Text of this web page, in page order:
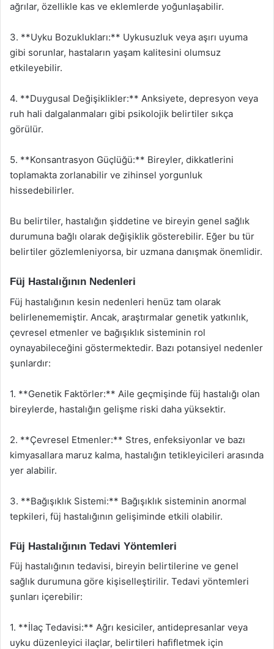
ağrılar, özellikle kas ve eklemlerde yoğunlaşabilir.
3. **Uyku Bozuklukları:** Uykusuzluk veya aşırı uyuma
gibi sorunlar, hastaların yaşam kalitesini olumsuz
etkileyebilir.
4. **Duygusal Değişiklikler:** Anksiyete, depresyon veya
ruh hali dalgalanmaları gibi psikolojik belirtiler sıkça
görülür.
5. **Konsantrasyon Güçlüğü:** Bireyler, dikkatlerini
toplamakta zorlanabilir ve zihinsel yorgunluk
hissedebilirler.
Bu belirtiler, hastalığın şiddetine ve bireyin genel sağlık
durumuna bağlı olarak değişiklik gösterebilir. Eğer bu tür
belirtiler gözlemleniyorsa, bir uzmana danışmak önemlidir.
Füj Hastalığının Nedenleri
Füj hastalığının kesin nedenleri henüz tam olarak
belirlenememiştir. Ancak, araştırmalar genetik yatkınlık,
çevresel etmenler ve bağışıklık sisteminin rol
oynayabileceğini göstermektedir. Bazı potansiyel nedenler
şunlardır:
1. **Genetik Faktörler:** Aile geçmişinde füj hastalığı olan
bireylerde, hastalığın gelişme riski daha yüksektir.
2. **Çevresel Etmenler:** Stres, enfeksiyonlar ve bazı
kimyasallara maruz kalma, hastalığın tetikleyicileri arasında
yer alabilir.
3. **Bağışıklık Sistemi:** Bağışıklık sisteminin anormal
tepkileri, füj hastalığının gelişiminde etkili olabilir.
Füj Hastalığının Tedavi Yöntemleri
Füj hastalığının tedavisi, bireyin belirtilerine ve genel
sağlık durumuna göre kişiselleştirilir. Tedavi yöntemleri
şunları içerebilir:
1. **İlaç Tedavisi:** Ağrı kesiciler, antidepresanlar veya
uyku düzenleyici ilaçlar, belirtileri hafifletmek için